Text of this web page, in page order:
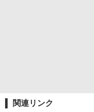
関連リンク